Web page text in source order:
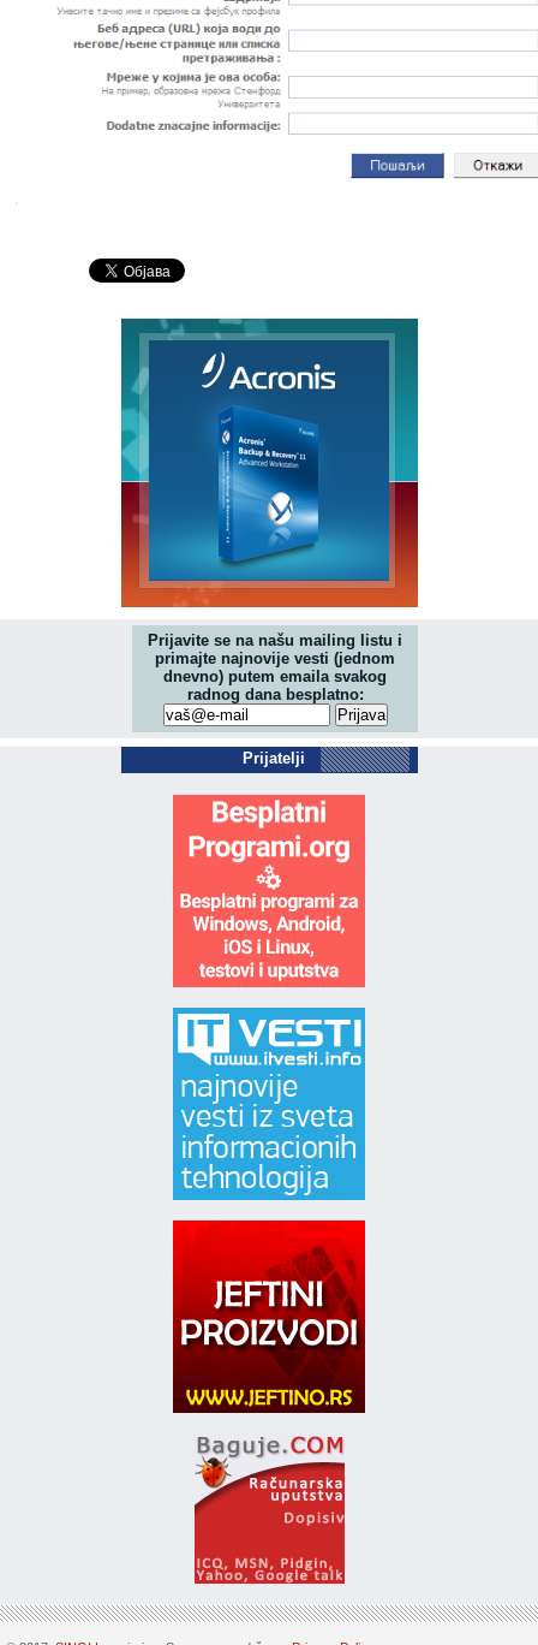
Prijavite se na našu mailing listu i
primajte najnovije vesti (jednom
dnevno) putem emaila svakog
radnog dana besplatno:
Prijatelji